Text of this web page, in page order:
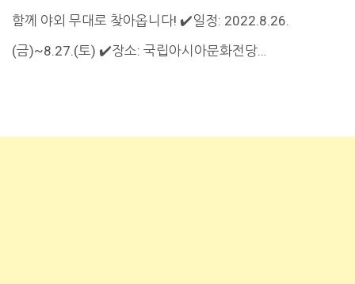
함께 야외 무대로 찾아옵니다! ✔️일정: 2022.8.26.
(금)~8.27.(토) ✔️장소: 국립아시아문화전당…